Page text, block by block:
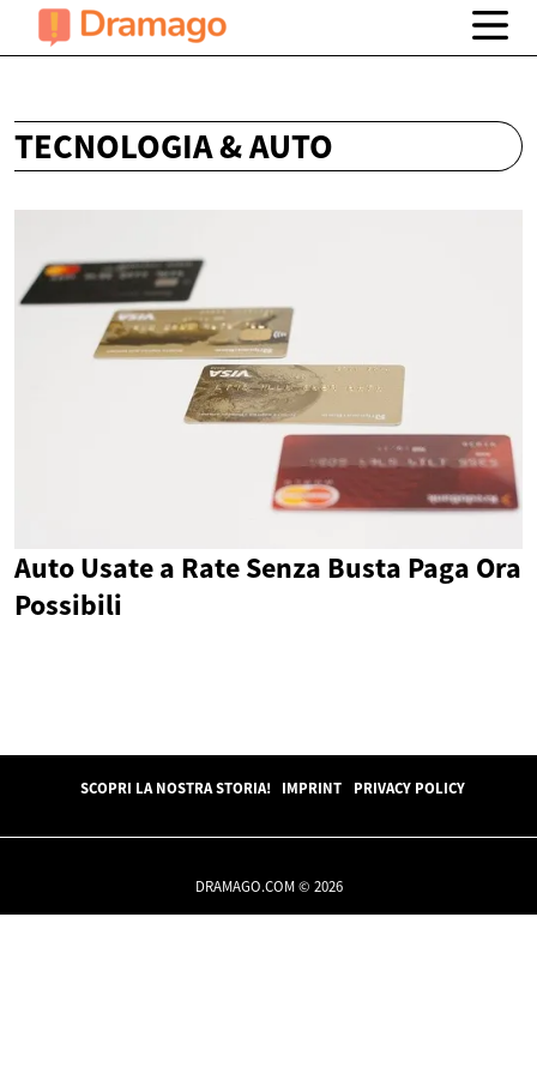
TECNOLOGIA & AUTO
Auto Usate a Rate Senza Busta Paga Ora
Possibili
SCOPRI LA NOSTRA STORIA! IMPRINT PRIVACY POLICY
DRAMAGO.COM © 2026